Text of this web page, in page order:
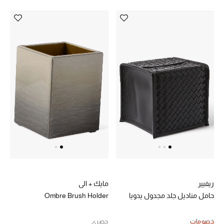
هدايا للنساء
ركن الفخامة
جميع الملابس النسائية
جميع الأحذية النسائية
جميع الإكسسورات النسائية
ريفيير
حامل مناديل جلد مجدول يدويا
خصومات
مايك + الي
Ombre Brush Holder
حصري